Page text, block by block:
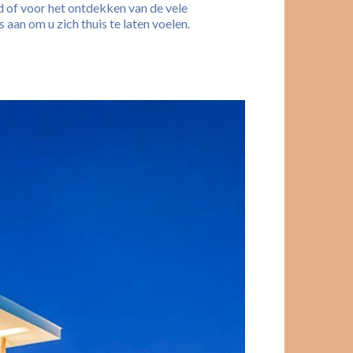
of voor het ontdekken van de vele
om u zich thuis te laten voelen.